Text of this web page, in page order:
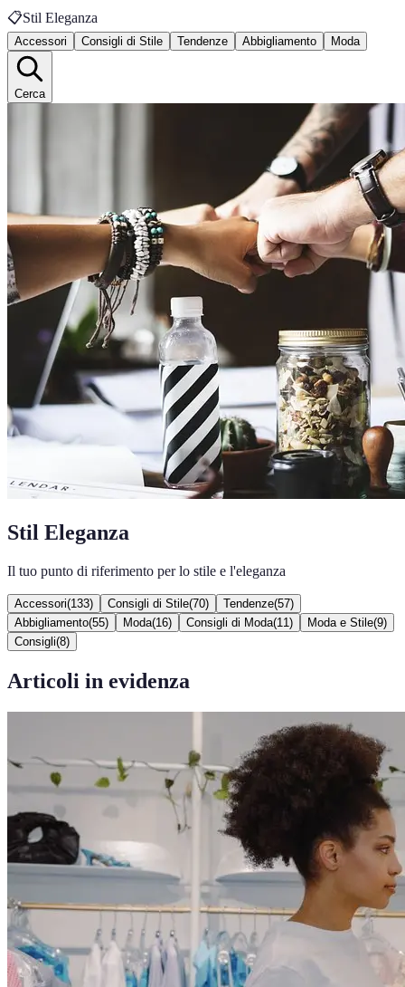
📋Stil Eleganza
Accessori Consigli di Stile Tendenze Abbigliamento Moda
Cerca
Stil Eleganza
Il tuo punto di riferimento per lo stile e l'eleganza
Accessori(133) Consigli di Stile(70) Tendenze(57)
Abbigliamento(55) Moda(16) Consigli di Moda(11 ) Moda e Stile(9)
Consigli(8)
Articoli in evidenza